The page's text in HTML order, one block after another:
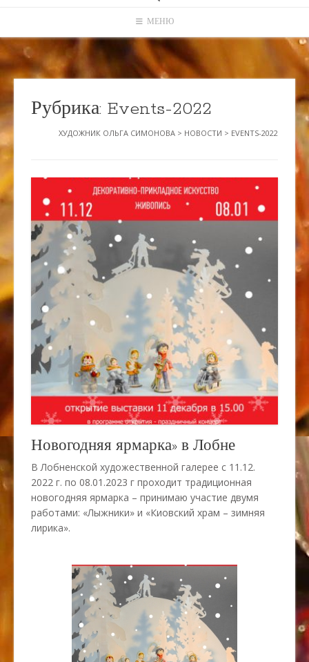
МЕНЮ
Рубрика: Events-2022
ХУДОЖНИК ОЛЬГА СИМОНОВА > НОВОСТИ > EVENTS-2022
Новогодняя ярмарка» в Лобне
В Лобненской художественной галерее с 11.12.
2022 г. по 08.01.2023 г проходит традиционная
новогодняя ярмарка – принимаю участие двумя
работами: «Лыжники» и «Киовский храм – зимняя
лирика».